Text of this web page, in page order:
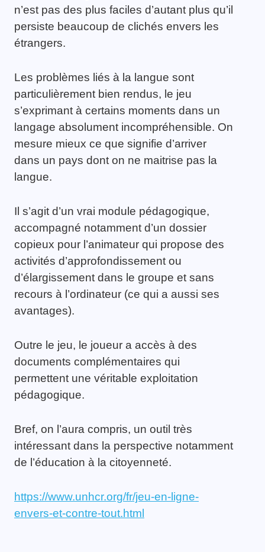
n’est pas des plus faciles d’autant plus qu’il
persiste beaucoup de clichés envers les
étrangers.
Les problèmes liés à la langue sont
particulièrement bien rendus, le jeu
s’exprimant à certains moments dans un
langage absolument incompréhensible. On
mesure mieux ce que signifie d’arriver
dans un pays dont on ne maitrise pas la
langue.
Il s’agit d’un vrai module pédagogique,
accompagné notamment d’un dossier
copieux pour l’animateur qui propose des
activités d’approfondissement ou
d’élargissement dans le groupe et sans
recours à l’ordinateur (ce qui a aussi ses
avantages).
Outre le jeu, le joueur a accès à des
documents complémentaires qui
permettent une véritable exploitation
pédagogique.
Bref, on l’aura compris, un outil très
intéressant dans la perspective notamment
de l’éducation à la citoyenneté.
https://www.unhcr.org/fr/jeu-en-ligne-
envers-et-contre-tout.html